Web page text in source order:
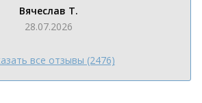
Вячеслав Т.
28.07.2026
все отзывы (2476)